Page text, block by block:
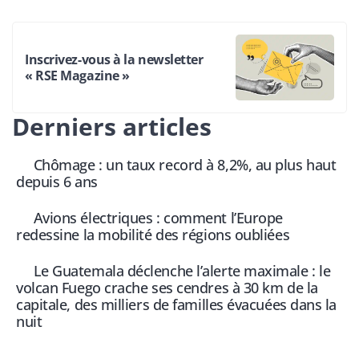
Inscrivez-vous à la newsletter
« RSE Magazine »
Derniers articles
Chômage : un taux record à 8,2%, au plus haut
depuis 6 ans
Avions électriques : comment l’Europe
redessine la mobilité des régions oubliées
Le Guatemala déclenche l’alerte maximale : le
volcan Fuego crache ses cendres à 30 km de la
capitale, des milliers de familles évacuées dans la
nuit